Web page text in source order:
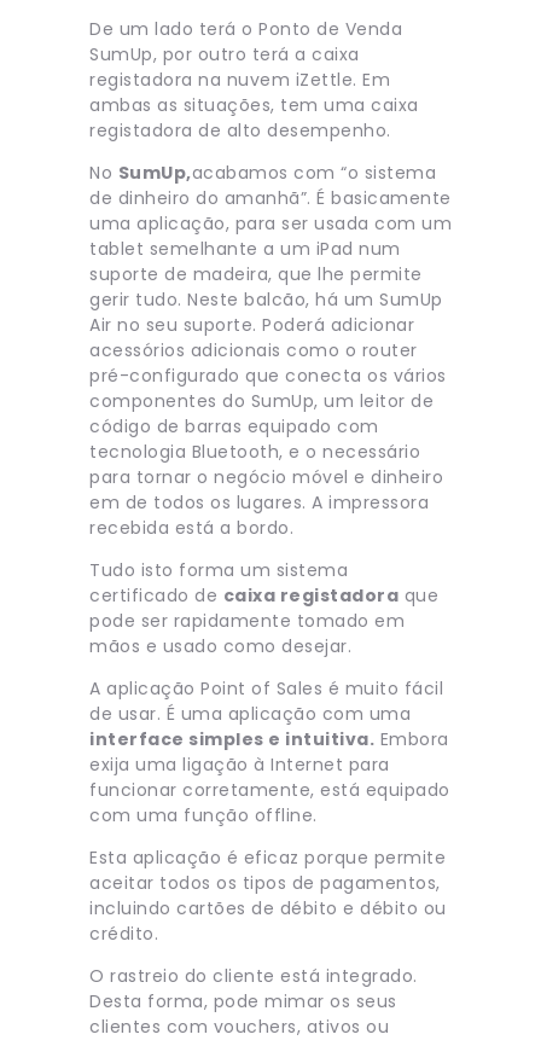
De um lado terá o Ponto de Venda
SumUp, por outro terá a caixa
registadora na nuvem iZettle. Em
ambas as situações, tem uma caixa
registadora de alto desempenho.
No SumUp,acabamos com “o sistema
de dinheiro do amanhã”. É basicamente
uma aplicação, para ser usada com um
tablet semelhante a um iPad num
suporte de madeira, que lhe permite
gerir tudo. Neste balcão, há um SumUp
Air no seu suporte. Poderá adicionar
acessórios adicionais como o router
pré-configurado que conecta os vários
componentes do SumUp, um leitor de
código de barras equipado com
tecnologia Bluetooth, e o necessário
para tornar o negócio móvel e dinheiro
em de todos os lugares. A impressora
recebida está a bordo.
Tudo isto forma um sistema
certificado de caixa registadora que
pode ser rapidamente tomado em
mãos e usado como desejar.
A aplicação Point of Sales é muito fácil
de usar. É uma aplicação com uma
interface simples e intuitiva. Embora
exija uma ligação à Internet para
funcionar corretamente, está equipado
com uma função offline.
Esta aplicação é eficaz porque permite
aceitar todos os tipos de pagamentos,
incluindo cartões de débito e débito ou
crédito.
O rastreio do cliente está integrado.
Desta forma, pode mimar os seus
clientes com vouchers, ativos ou